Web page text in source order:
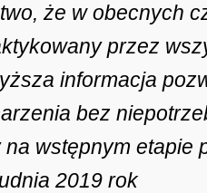
że w obecnych
przez
informacja
bez
wstępnym etapie
2019 rok